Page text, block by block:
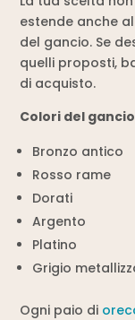
estende anche
del gancio. Se
quelli proposti,
di acquisto.
Colori del
Bronzo antico
Rosso rame
Dorati
Argento
Platino
Grigio
Ogni paio di